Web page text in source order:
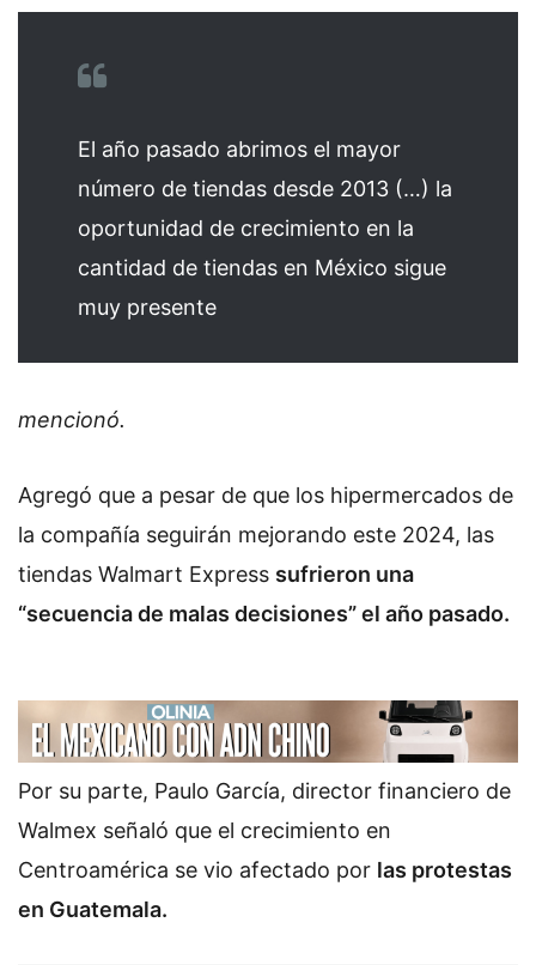
El año pasado abrimos el mayor
número de tiendas desde 2013 (…) la
oportunidad de crecimiento en la
cantidad de tiendas en México sigue
muy presente
mencionó.
Agregó que a pesar de que los hipermercados de
la compañía seguirán mejorando este 2024, las
tiendas Walmart Express sufrieron una
“secuencia de malas decisiones” el año pasado.
Por su parte, Paulo García, director financiero de
Walmex señaló que el crecimiento en
Centroamérica se vio afectado por las protestas
en Guatemala.